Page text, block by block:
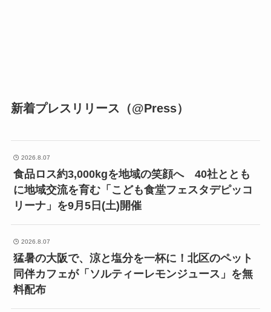
新着プレスリリース（@Press）
2026.8.07
食品ロス約3,000kgを地域の笑顔へ 40社ととも
に地域交流を育む「こども食堂フェスタデピッコ
リーナ」を9月5日(土)開催
2026.8.07
猛暑の大阪で、涼と塩分を一杯に！北区のペット
同伴カフェが「ソルティーレモンジュース」を無
料配布